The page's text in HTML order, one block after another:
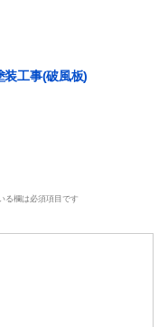
工事(破風板)
る欄は必須項目です